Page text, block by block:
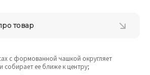
товар
с формованной чашкой округляет
собирает ее ближе к центру;